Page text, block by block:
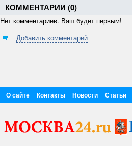
КОММЕНТАРИИ (0)
Нет комментариев. Ваш будет первым!
Добавить комментарий
О сайте Контакты Новости Статьи